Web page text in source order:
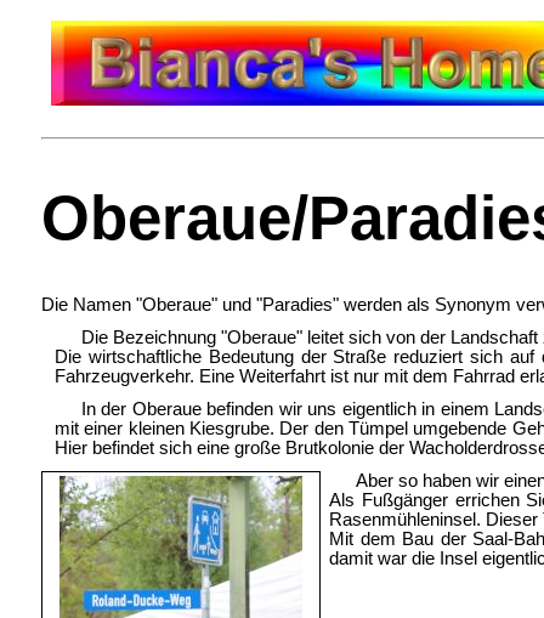
Oberaue/
Die Namen "Oberaue" und "Paradies" werden als Synonym
Die Bezeichnung "Oberaue" leitet sich von der
Die wirtschaftliche Bedeutung der Straße reduziert sich
Fahrzeugverkehr. Eine Weiterfahrt ist nur mit dem Fahrrad
In der Oberaue befinden wir uns eigentlich in einem
mit einer kleinen Kiesgrube. Der den Tümpel umgebende
Hier befindet sich eine große Brutkolonie der
Aber so haben wir
Als Fußgänger errichen
Rasenmühleninsel.
Mit dem Bau der Saal-
damit war die Insel